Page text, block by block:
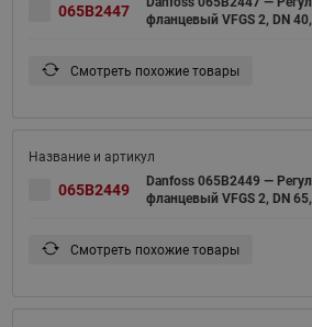
065B2447
фланцевый VFGS 2, DN
Смотреть похожие товары
065B2449
Danfoss 065B2449 —
фланцевый VFGS 2, DN
Смотреть похожие товары